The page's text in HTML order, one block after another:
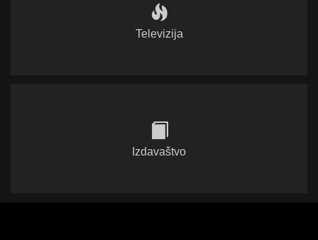
Televizija
Izdavaštvo